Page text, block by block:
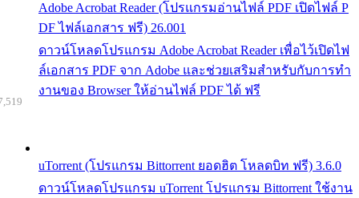
Adobe Acrobat Reader (โปรแกรมอ่านไฟล์ PDF เปิดไฟล์ P
DF ไฟล์เอกสาร ฟรี) 26.001
ดาวน์โหลดโปรแกรม Adobe Acrobat Reader เพื่อไว้เปิดไฟ
ล์เอกสาร PDF จาก Adobe และช่วยเสริมสำหรับกับการทำ
งานของ Browser ให้อ่านไฟล์ PDF ได้ ฟรี
uTorrent (โปรแกรม Bittorrent ยอดฮิต โหลดบิท ฟรี) 3.6.0
ดาวน์โหลดโปรแกรม uTorrent โปรแกรม Bittorrent ใช้งาน